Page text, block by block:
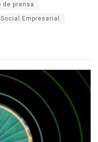
de prensa
Empresarial